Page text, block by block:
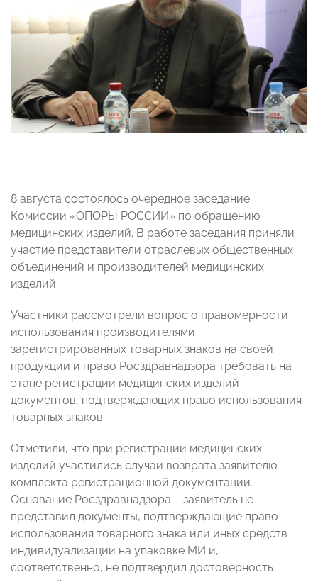
8 августа состоялось очередное заседание
Комиссии «ОПОРЫ РОССИИ» по обращению
медицинских изделий. В работе заседания приняли
участие представители отраслевых общественных
объединений и производителей медицинских
изделий.
Участники рассмотрели вопрос о правомерности
использования производителями
зарегистрированных товарных знаков на своей
продукции и право Росздравнадзора требовать на
этапе регистрации медицинских изделий
документов, подтверждающих право использования
товарных знаков.
Отметили, что при регистрации медицинских
изделий участились случаи возврата заявителю
комплекта регистрационной документации.
Основание Росздравнадзора – заявитель не
представил документы, подтверждающие право
использования товарного знака или иных средств
индивидуализации на упаковке МИ и,
соответственно, не подтвердил достоверность